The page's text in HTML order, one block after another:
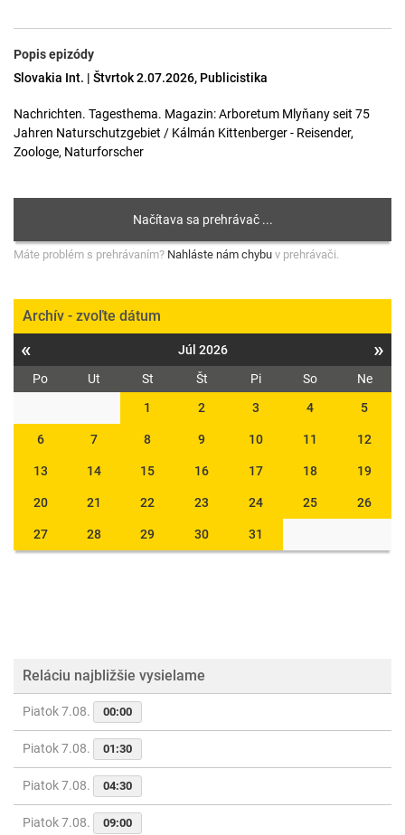
Popis epizódy
Slovakia Int. | Štvrtok 2.07.2026, Publicistika
Nachrichten. Tagesthema. Magazin: Arboretum Mlyňany seit 75
Jahren Naturschutzgebiet / Kálmán Kittenberger - Reisender,
Zoologe, Naturforscher
Máte problém s prehrávaním? Nahláste nám chybu v prehrávači.
Archív - zvoľte dátum
« Júl 2026 »
Po Ut St Št Pi So
Ne
1
2 3 4 5
6 7 8 9 10 11 12
13 14 15 16 17 18 19
20 21 22 23 24 25 26
27 28 29 30 31
Reláciu najbližšie vysielame
Piatok 7.08. 00:00
Piatok 7.08. 01:30
Piatok 7.08. 04:30
Piatok 7.08. 09:00